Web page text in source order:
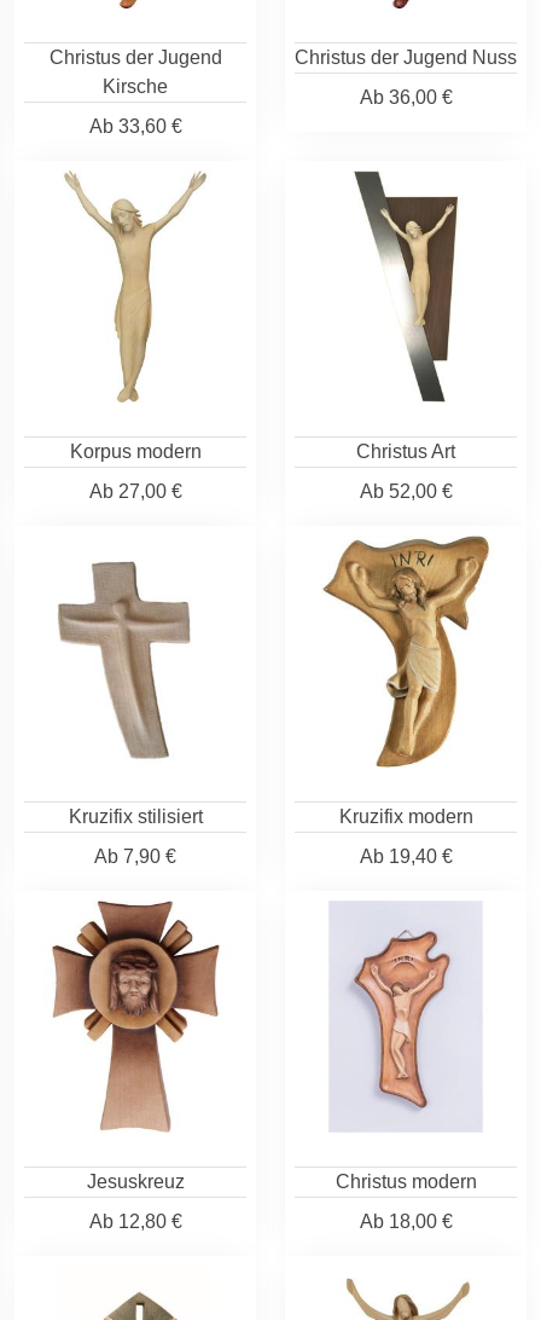
Christus der Jugend
Kirsche
Ab33,60 €
Christus der Jugend Nuss
Ab36,00 €
Korpus modern
Ab27,00 €
Christus Art
Ab52,00 €
Kruzifix stilisiert
Ab 7,90 €
Kruzifix modern
Ab19,40 €
Jesuskreuz
Ab12,80 €
Christus modern
Ab18,00 €